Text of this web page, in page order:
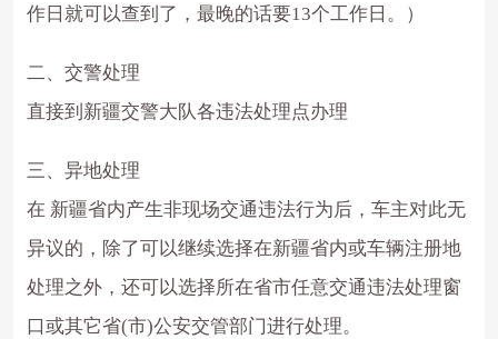
作日就可以查到了，最晚的话要13个工作日。）
二、交警处理
直接到新疆交警大队各违法处理点办理
三、异地处理
在 新疆省内产生非现场交通违法行为后，车主对此无
异议的，除了可以继续选择在新疆省内或车辆注册地
处理之外，还可以选择所在省市任意交通违法处理窗
口或其它省(市)公安交管部门进行处理。